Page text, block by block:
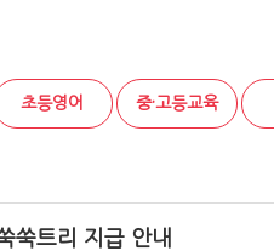
초등영어 중·고등교육
쑥트리 지급 안내